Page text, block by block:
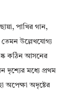
পাখির গান,
উল্লেখযোগ্য
কঠিন আসনের
দৃশ্যের মধ্যে প্রথম
অপেক্ষা অদৃষ্টের